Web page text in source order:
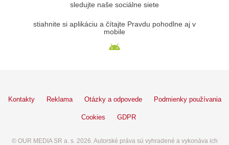
sledujte naše sociálne siete
stiahnite si aplikáciu a čítajte Pravdu pohodlne aj v
mobile
Kontakty Reklama Otázky a odpovede Podmienky používania
Cookies GDPR
© OUR MEDIA SR a. s. 2026. Autorské práva sú vyhradené a vykonáva ich